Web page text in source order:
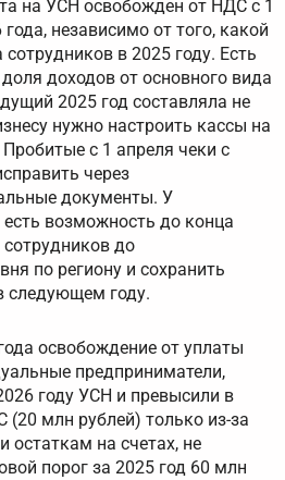
на УСН освобожден от НДС с 1
независимо от того, какой
в 2025 году. Есть
доходов от основного вида
2025 год составляла не
нужно настроить кассы на
с 1 апреля чеки с
через
документы. У
возможность до конца
до
по региону и сохранить
следующем году.
освобождение от уплаты
предприниматели,
году УСН и превысили в
млн рублей) только из-за
остаткам на счетах, не
порог за 2025 год 60 млн